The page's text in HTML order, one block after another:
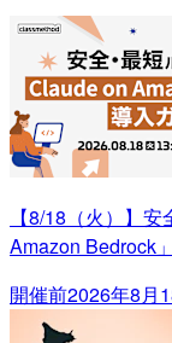
【8/18（火）】
Amazon Bedrock
開催前2026年8月